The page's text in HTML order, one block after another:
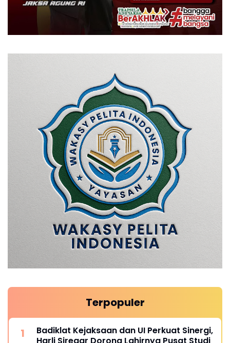
Terpopuler
Badiklat Kejaksaan dan UI Perkuat Sinergi,
Harli Siregar Dorong Lahirnya Pusat Studi